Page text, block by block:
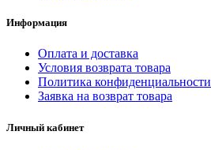
Вакансии
Контакты
Информация
Оплата и доставка
Условия возврата товара
Политика конфиденциальности
Заявка на возврат товара
Личный кабинет